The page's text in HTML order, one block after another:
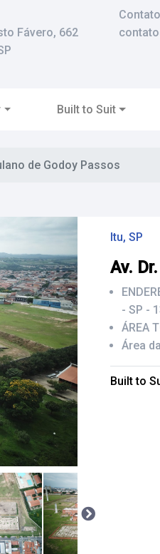
Fávero, 662
Contato
Built to Suit
de Godoy Passos
Itu, SP
Av.
- SP -
ÁREA
Área
Built to